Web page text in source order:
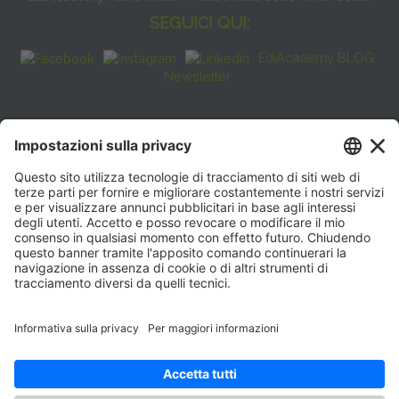
SEGUICI QUI:
EdiAcademy BLOG
Newsletter
FAQ
CONTATTI
EdiAcademy
Sede operativa: V.le E. Forlanini, 21 - 20134, Milano
(+39)0270211274
E-mail:formazione@eenet.it
Sede legale: V.le E. Forlanini, 21 - 20134, Milano
ORARI SEGRETERIA
Lunedì—Giovedì: 08:30–17:30
Venerdì: 08:30–16:00